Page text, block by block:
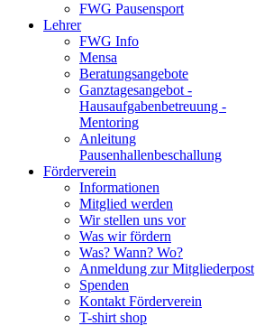
FWG Pausensport
Lehrer
FWG Info
Mensa
Beratungsangebote
Ganztagesangebot -
Hausaufgabenbetreuung -
Mentoring
Anleitung
Pausenhallenbeschallung
Förderverein
Informationen
Mitglied werden
Wir stellen uns vor
Was wir fördern
Was? Wann? Wo?
Anmeldung zur Mitgliederpost
Spenden
Kontakt Förderverein
T-shirt shop